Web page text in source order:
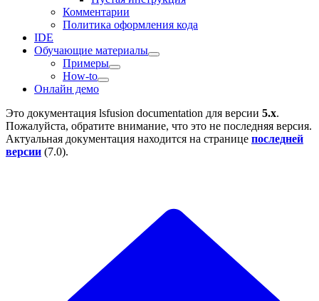
Комментарии
Политика оформления кода
IDE
Обучающие материалы
Примеры
How-to
Онлайн демо
Это документация lsfusion documentation для версии 5.x.
Пожалуйста, обратите внимание, что это не последняя версия.
Актуальная документация находится на странице последней
версии (7.0).